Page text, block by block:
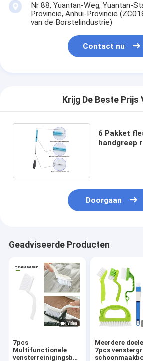
Nr 88, Yuantan-Weg, Yuantan-
Provincie, Anhui-Provincie
van de Borstelindustrie)
Contact nu
Krijg De Beste Prijs
6 Pakket
handgreep
Doorgaan
Geadviseerde Producten
7pcs
Multifunctionele
vensterreinigingsborstel
Meerdere
7pcs